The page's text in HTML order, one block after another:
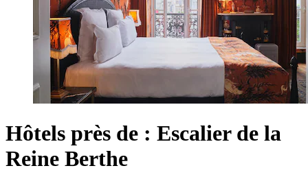
Hôtels près de : Escalier de la
Reine Berthe